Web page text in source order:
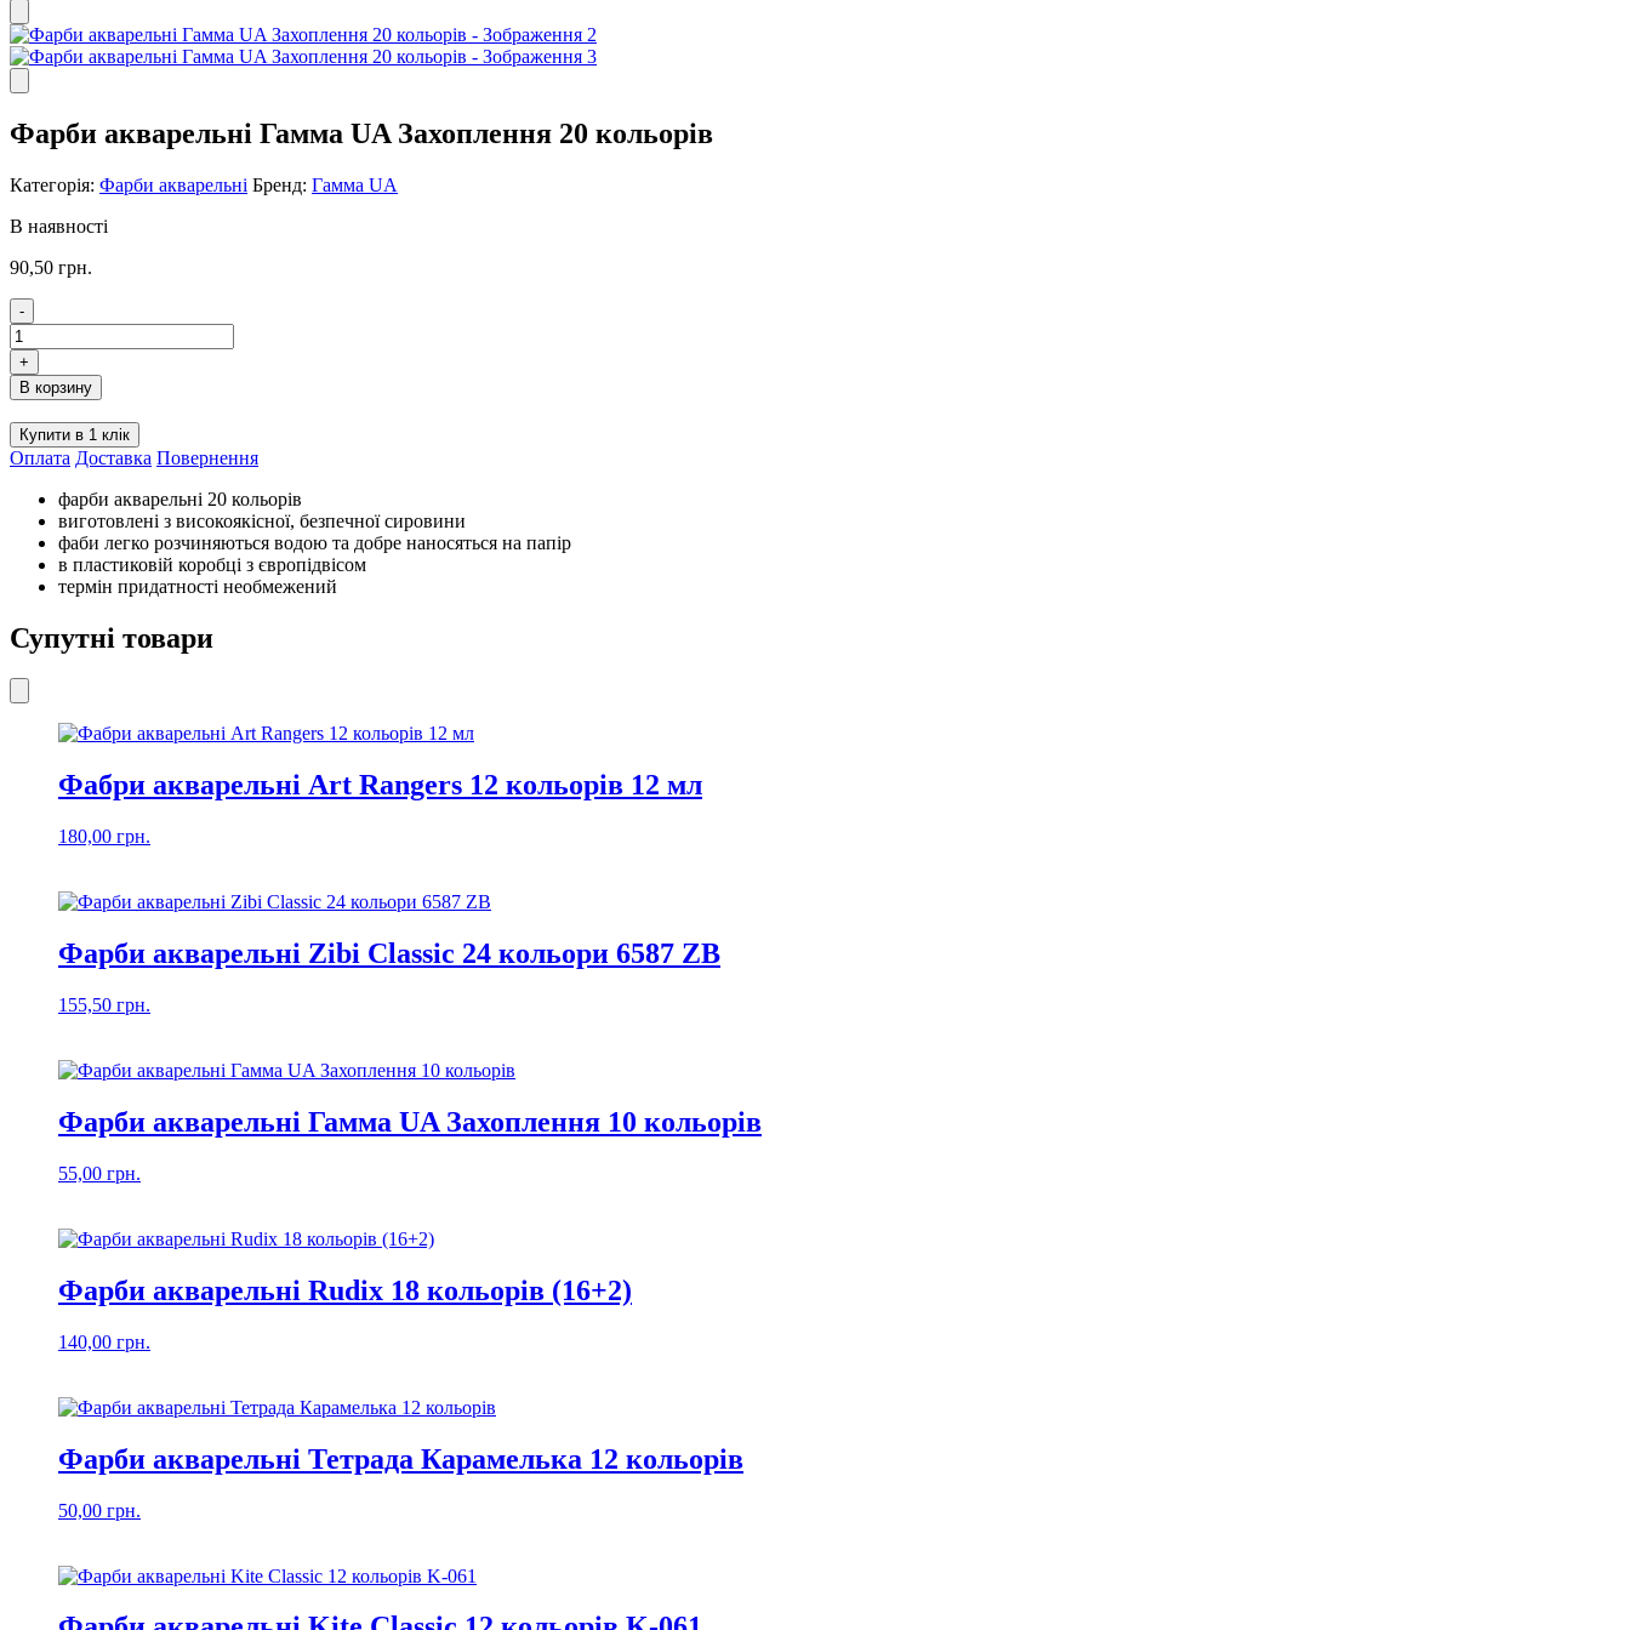
Фарби акварельні Гамма UA Захоплення 20 кольорів
Категорія: Фарби акварельні Бренд: Гамма UA
В наявності
90,50 грн.
-
Фарби
акварельні
Гамма
UA
Захоплення
20
кольорів
+
В корзину
Купити в 1 клік
Оплата Доставка Повернення
фарби акварельні 20 кольорів
виготовлені з високоякісної, безпечної сировини
фаби легко розчиняються водою та добре наносяться на папір
в пластиковій коробці з європідвісом
термін придатності необмежений
Супутні товари
Фабри акварельні Art Rangers 12 кольорів 12 мл
180,00 грн.
Фарби акварельні Zibi Classic 24 кольори 6587 ZB
155,50 грн.
Фарби акварельні Гамма UA Захоплення 10 кольорів
55,00 грн.
Фарби акварельні Rudix 18 кольорів (16+2)
140,00 грн.
Фарби акварельні Тетрада Карамелька 12 кольорів
50,00 грн.